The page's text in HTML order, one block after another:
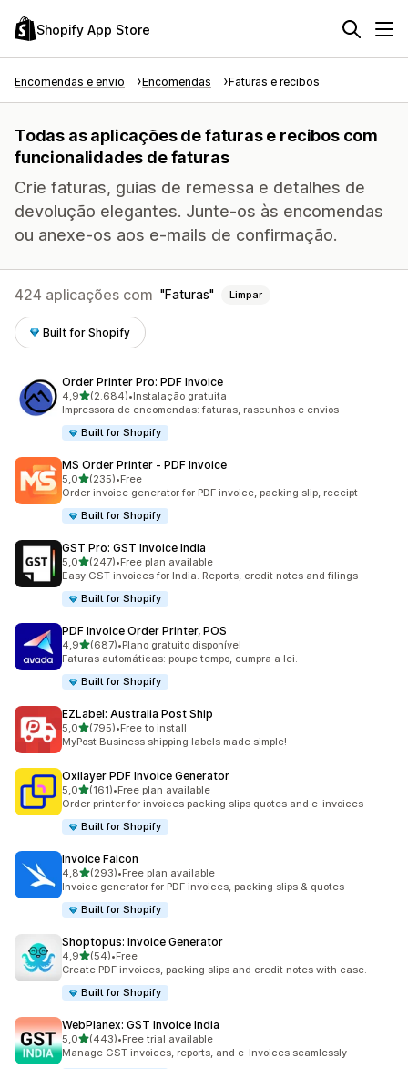
Shopify App Store
Encomendas e envio Encomendas Faturas e recibos
Todas as aplicações de faturas e recibos com
funcionalidades de faturas
Crie faturas, guias de remessa e detalhes de
devolução elegantes. Junte-os às encomendas
ou anexe-os aos e-mails de confirmação.
424 aplicações com Faturas Limpar
Built for Shopify
Order Printer Pro: PDF Invoice
4,9de 5 estrelas
(2.684)
2684 total de avaliações
•Instalação gratuita
Impressora de encomendas: faturas, rascunhos e envios
Built for Shopify
MS Order Printer ‑ PDF Invoice
5,0de 5 estrelas
(235)
235 total de avaliações
•Free
Order invoice generator for PDF invoice, packing slip, receipt
Built for Shopify
GST Pro: GST Invoice India
5,0de 5 estrelas
(247)
247 total de avaliações
•Free plan available
Easy GST invoices for India. Reports, credit notes and filings
Built for Shopify
PDF Invoice Order Printer, POS
4,9de 5 estrelas
(687)
687 total de avaliações
•Plano gratuito disponível
Faturas automáticas: poupe tempo, cumpra a lei.
Built for Shopify
EZLabel: Australia Post Ship
5,0de 5 estrelas
(795)
795 total de avaliações
•Free to install
MyPost Business shipping labels made simple!
Oxilayer PDF Invoice Generator
5,0de 5 estrelas
(161)
161 total de avaliações
•Free plan available
Order printer for invoices packing slips quotes and e-invoices
Built for Shopify
Invoice Falcon
4,8de 5 estrelas
(293)
293 total de avaliações
•Free plan available
Invoice generator for PDF invoices, packing slips & quotes
Built for Shopify
Shoptopus: Invoice Generator
4,9de 5 estrelas
(54)
54 total de avaliações
•Free
Create PDF invoices, packing slips and credit notes with ease.
Built for Shopify
WebPlanex: GST Invoice India
5,0de 5 estrelas
(443)
443 total de avaliações
•Free trial available
Manage GST invoices, reports, and e-Invoices seamlessly